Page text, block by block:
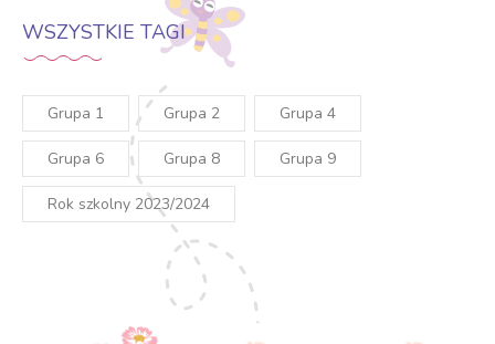
WSZYSTKIE TAGI
Grupa 1 Grupa 2 Grupa 4
Grupa 6 Grupa 8 Grupa 9
Rok szkolny 2023/2024